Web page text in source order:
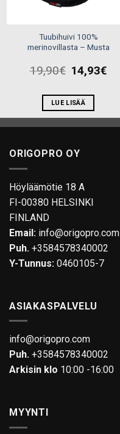
Tuubihuivi 100%
merinovillasta – Musta
19,90€ 14,93€
LUE LISÄÄ
ORIGOPRO OY
Höyläämötie 18 A
FI-00380 HELSINKI
FINLAND
Email: info@origopro.com
Puh. +3584578340002
Y-Tunnus: 0460105-7
ASIAKASPALVELU
info@origopro.com
Puh. +3584578340002
Arkisin klo 10:00 -16:00
MYYNTI